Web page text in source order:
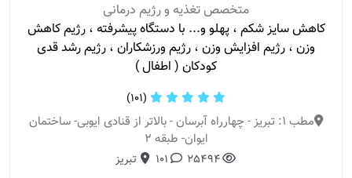
متخصص تغذیه و رژیم درمانی
کاهش سایز شکم ، پهلو و... با دستگاه پیشرفته ، رژیم کاهش
وزن ، رژیم افزایش وزن ، رژیم ورزشکاران ، رژیم رشد قدی
کودکان ( اطفال )
(101)
مطب 1: تبریز - چهارراه آبرسان - بالاتر از قنادی ایوبی- ساختمان
ایوان- طبقه 2
25494
101 تبریز